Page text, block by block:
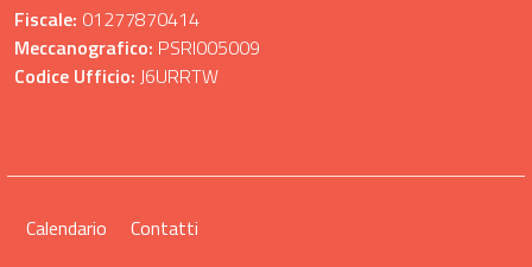
Fiscale: 01277870414
Meccanografico: PSRI005009
Codice Ufficio: J6URRTW
Calendario Contatti